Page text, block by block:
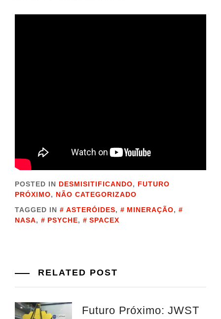
POSTED IN DESMISITIFICANDO, FUTURO
PRÓXIMO, NÃO CATEGORIZADO
TAGGED IN
ASTERÓIDES, MINERAÇÃO,
NASA, PSYCHE, SPACEX
RELATED POST
Futuro Próximo: JWST